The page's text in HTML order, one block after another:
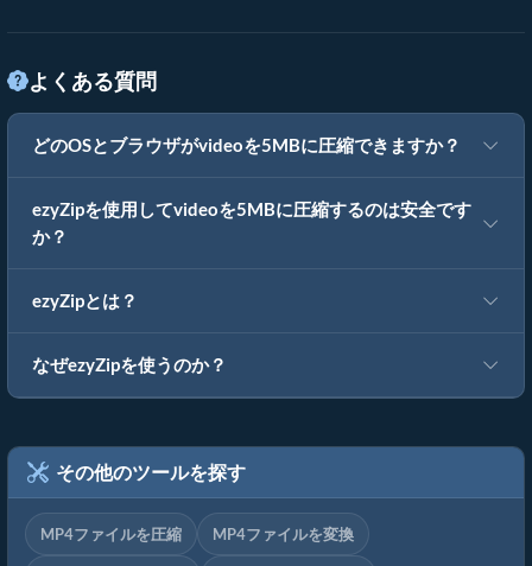
よくある質問
どのOSとブラウザがvideoを5MBに圧縮できますか？
ezyZipを使用してvideoを5MBに圧縮するのは安全です
か？
ezyZipとは？
なぜezyZipを使うのか？
その他のツールを探す
MP4ファイルを圧縮 MP4ファイルを変換